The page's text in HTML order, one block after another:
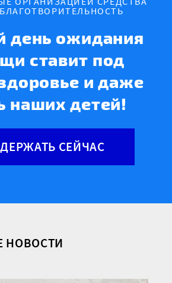
день ожидания
ставит под
и даже
наших детей!
СЕЙЧАС
НОВОСТИ